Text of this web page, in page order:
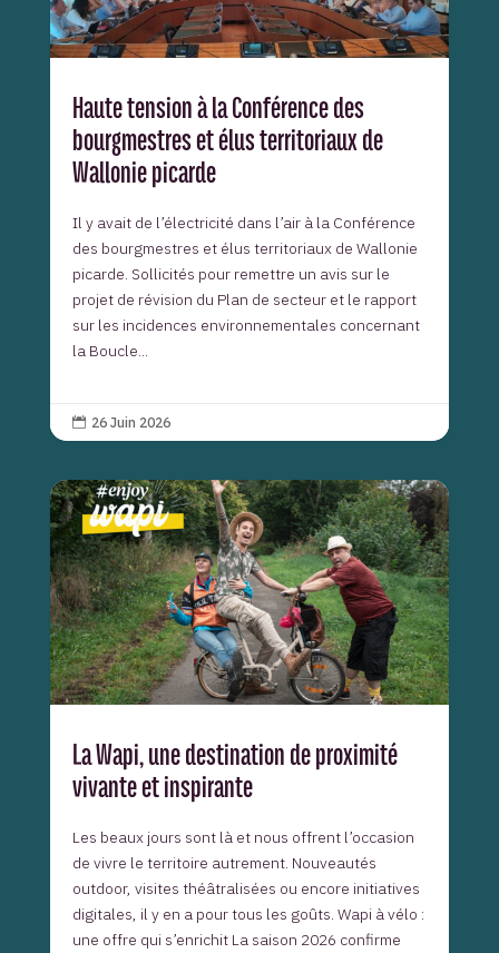
Haute tension à la Conférence des
bourgmestres et élus territoriaux de
Wallonie picarde
Il y avait de l’électricité dans l’air à la Conférence
des bourgmestres et élus territoriaux de Wallonie
picarde. Sollicités pour remettre un avis sur le
projet de révision du Plan de secteur et le rapport
sur les incidences environnementales concernant
la Boucle...
 26 Juin 2026
La Wapi, une destination de proximité
vivante et inspirante
Les beaux jours sont là et nous offrent l’occasion
de vivre le territoire autrement. Nouveautés
outdoor, visites théâtralisées ou encore initiatives
digitales, il y en a pour tous les goûts. Wapi à vélo :
une offre qui s’enrichit La saison 2026 confirme